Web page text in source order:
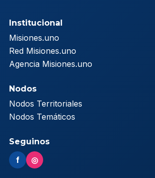
Institucional
Misiones.uno
Red Misiones.uno
Agencia Misiones.uno
Nodos
Nodos Territoriales
Nodos Temáticos
Seguinos
f ◎